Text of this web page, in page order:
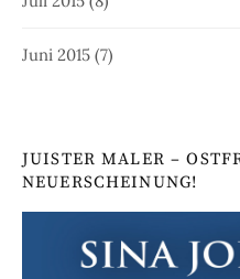
Juni 2015 (7)
JUISTER MALER –
NEUERSCHEINUNG!